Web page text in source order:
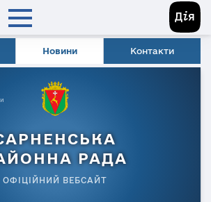
Новини Контакти
РАДА
ОФІЦІЙНИЙ ВЕБСАЙТ